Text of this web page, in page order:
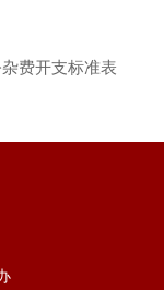
费开支标准表